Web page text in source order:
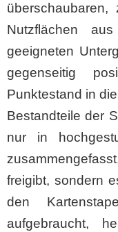
überschaubaren,
Nutzflächen
geeigneten
gegenseitig
Punktestand in
Bestandteile der
nur in
freigibt, sondern
den
aufgebraucht,